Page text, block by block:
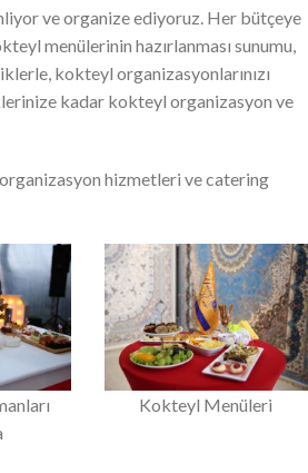
ve organize ediyoruz. Her bütçeye
menülerinin hazırlanması sunumu,
kokteyl organizasyonlarınızı
kadar kokteyl organizasyon ve
hizmetleri ve catering
Kokteyl Menüleri